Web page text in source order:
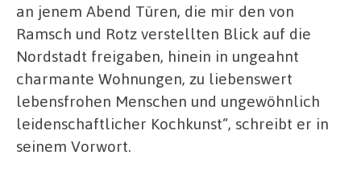
an jenem Abend Türen, die mir den von
Ramsch und Rotz verstellten Blick auf die
Nordstadt freigaben, hinein in ungeahnt
charmante Wohnungen, zu liebenswert
lebensfrohen Menschen und ungewöhnlich
leidenschaftlicher Kochkunst“, schreibt er in
seinem Vorwort.